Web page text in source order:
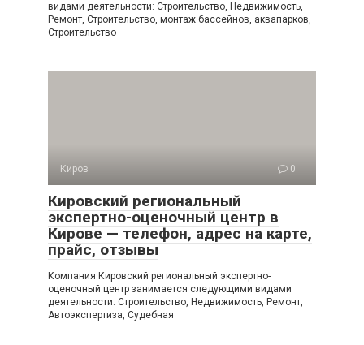
видами деятельности: Строительство, Недвижимость,
Ремонт, Строительство, монтаж бассейнов, аквапарков,
Строительство
Киров 0
Кировский региональный
экспертно-оценочный центр в
Кирове — телефон, адрес на карте,
прайс, отзывы
Компания Кировский региональный экспертно-
оценочный центр занимается следующими видами
деятельности: Строительство, Недвижимость, Ремонт,
Автоэкспертиза, Судебная